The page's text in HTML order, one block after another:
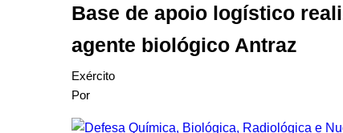
Base de apoio logístico
agente biológico Antraz
Exército
Por